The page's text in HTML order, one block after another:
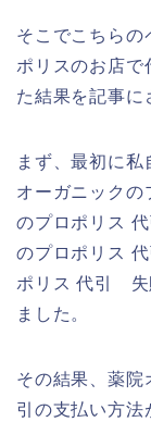
そこでこちらの
ポリスのお店で
た結果を記事に
まず、最初に
オーガニックの
のプロポリス
のプロポリス
ポリス 代引 失
ました。
その結果、薬院
引の支払い方法